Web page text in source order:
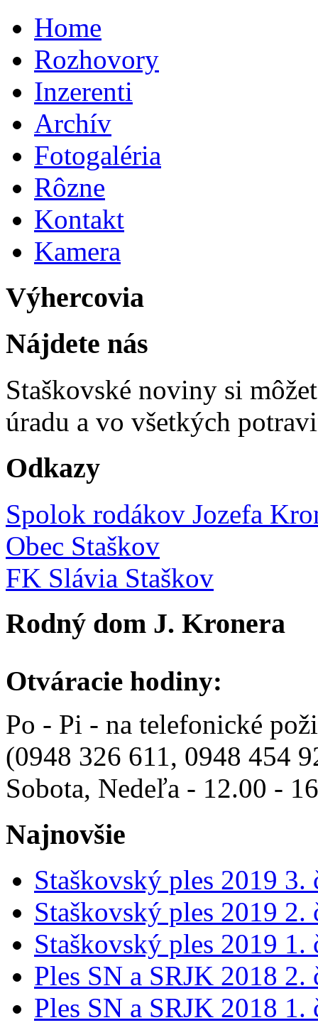
Home
Rozhovory
Inzerenti
Archív
Fotogaléria
Rôzne
Kontakt
Kamera
Výhercovia
Nájdete nás
Staškovské noviny si
úradu a vo všetkých
Odkazy
Spolok rodákov Jozefa
Obec Staškov
FK Slávia Staškov
Rodný dom J. Kronera
Otváracie hodiny:
Po - Pi - na telefonické
(0948 326 611, 0948 454
Sobota, Nedeľa - 12.00 -
Najnovšie
Staškovský ples 2019 3.
Staškovský ples 2019 2.
Staškovský ples 2019 1.
Ples SN a SRJK 2018 2.
Ples SN a SRJK 2018 1.